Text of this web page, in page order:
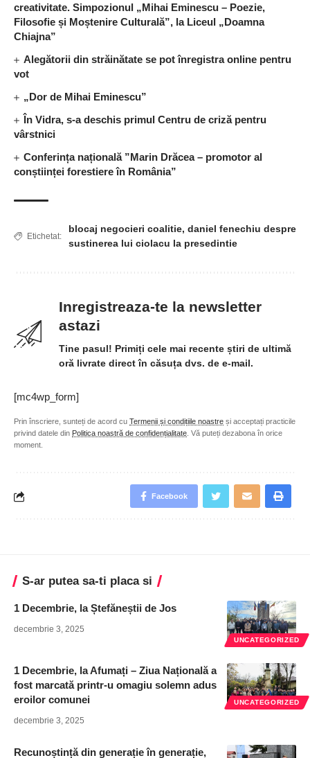
creativitate. Simpozionul „Mihai Eminescu – Poezie,
Filosofie și Moștenire Culturală”, la Liceul „Doamna
Chiajna”
Alegătorii din străinătate se pot înregistra online pentru
vot
„Dor de Mihai Eminescu”
În Vidra, s-a deschis primul Centru de criză pentru
vârstnici
Conferința națională ”Marin Drăcea – promotor al
conștiinței forestiere în România”
Etichetat:
blocaj negocieri coalitie, daniel fenechiu despre
sustinerea lui ciolacu la presedintie
Inregistreaza-te la newsletter
astazi
Tine pasul! Primiți cele mai recente știri de ultimă
oră livrate direct în căsuța dvs. de e-mail.
[mc4wp_form]
Prin înscriere, sunteți de acord cu Termenii și condițiile noastre și acceptați practicile
privind datele din Politica noastră de confidențialitate . Vă puteți dezabona în orice
moment.
Facebook
S-ar putea sa-ti placa si
UNCATEGORIZED
1 Decembrie, la Ștefăneștii de Jos
decembrie 3, 2025
UNCATEGORIZED
1 Decembrie, la Afumați – Ziua Națională a
fost marcată printr-u omagiu solemn adus
eroilor comunei
decembrie 3, 2025
Recunoștință din generație în generație,